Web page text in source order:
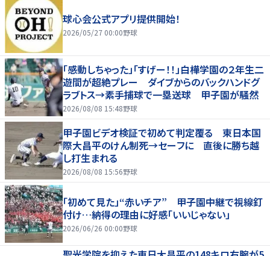
球心会公式アプリ提供開始！
2026/05/27 00:00野球
「感動しちゃった」「すげー！！」白樺学園の２年生二
遊間が超絶プレー ダイブからのバックハンドグ
ラブトス→素手捕球で一塁送球 甲子園が騒然
2026/08/08 15:48野球
甲子園ビデオ検証で初めて判定覆る 東日本国
際大昌平のけん制死→セーフに 直後に勝ち越
し打生まれる
2026/08/08 15:56野球
「初めて見た」“赤いチア” 甲子園中継で視線釘
付け…納得の理由に好感「いいじゃない」
2026/06/26 00:00野球